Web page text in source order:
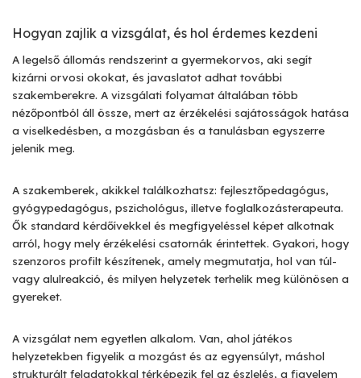
Hogyan zajlik a vizsgálat, és hol érdemes kezdeni
A legelső állomás rendszerint a gyermekorvos, aki segít
kizárni orvosi okokat, és javaslatot adhat további
szakemberekre. A vizsgálati folyamat általában több
nézőpontból áll össze, mert az érzékelési sajátosságok hatása
a viselkedésben, a mozgásban és a tanulásban egyszerre
jelenik meg.
A szakemberek, akikkel találkozhatsz: fejlesztőpedagógus,
gyógypedagógus, pszichológus, illetve foglalkozásterapeuta.
Ők standard kérdőívekkel és megfigyeléssel képet alkotnak
arról, hogy mely érzékelési csatornák érintettek. Gyakori, hogy
szenzoros profilt készítenek, amely megmutatja, hol van túl-
vagy alulreakció, és milyen helyzetek terhelik meg különösen a
gyereket.
A vizsgálat nem egyetlen alkalom. Van, ahol játékos
helyzetekben figyelik a mozgást és az egyensúlyt, máshol
strukturált feladatokkal térképezik fel az észlelés, a figyelem